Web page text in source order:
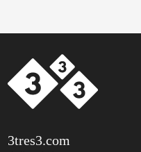
3tres3.com